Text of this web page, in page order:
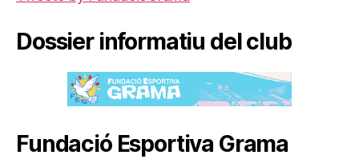
Dossier informatiu del club
Fundació Esportiva Grama